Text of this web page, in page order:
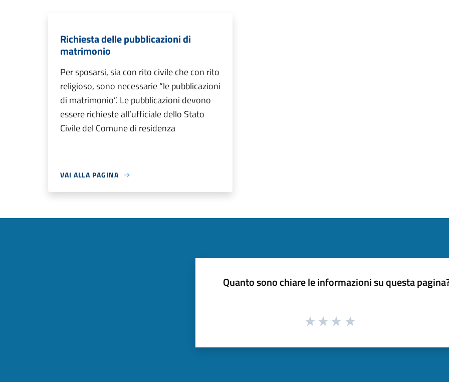
Richiesta delle pubblicazioni di
matrimonio
Per sposarsi, sia con rito civile che con rito
religioso, sono necessarie “le pubblicazioni
di matrimonio”. Le pubblicazioni devono
essere richieste all’ufficiale dello Stato
Civile del Comune di residenza
VAI ALLA PAGINA
Quanto sono chiare le informazioni su questa